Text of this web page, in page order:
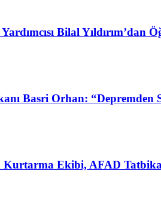
Bilal Yıldırım’dan
Basri Orhan:
Kurtarma Ekibi, AFAD